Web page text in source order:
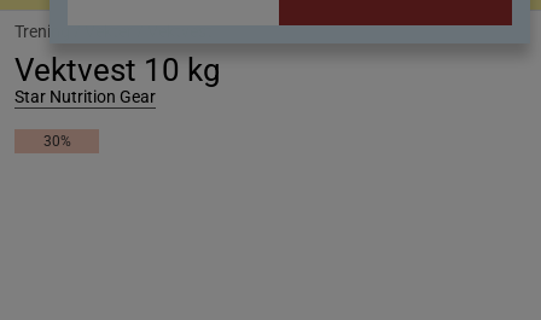
Trening /
Vektvest 10 kg
Star Nutrition Gear
30%